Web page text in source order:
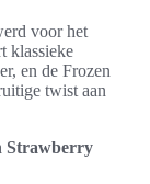
voor het
klassieke
en de Frozen
twist aan
Strawberry